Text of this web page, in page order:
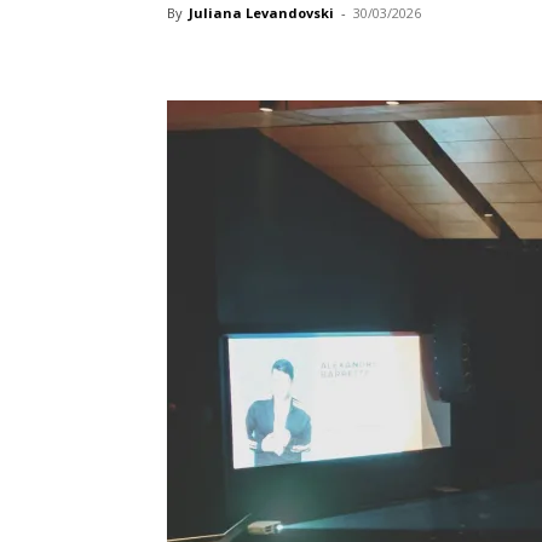
By Juliana Levandovski - 30/03/2026